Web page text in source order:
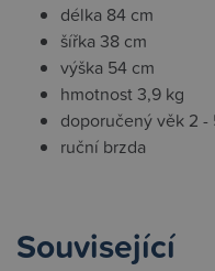
délka 84 cm
šířka 38 cm
výška 54 cm
hmotnost 3,9 kg
doporučený věk 2 -
ruční brzda
Související